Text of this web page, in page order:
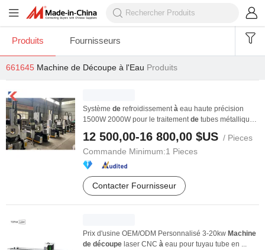
Produits Fournisseurs
661645 Machine de Découpe à l'Eau Produits
Système de refroidissementà eau haute précision
1500W 2000W pour le traitementde tubes métalliques
12 500,00-16 800,00 $US / Pieces
Commande Minimum:1 Pieces
Contacter Fournisseur
Prix d'usine OEM/ODM Personnalisé 3-20kw Machine
de découpe laser CNC à eau pour tuyau tube en ...